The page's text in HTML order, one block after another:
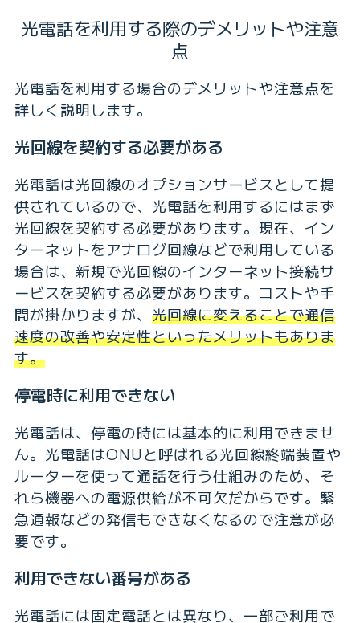
光電話を利用する際のデメリットや注意
点
光電話を利用する場合のデメリットや注意点を
詳しく説明します。
光回線を契約する必要がある
光電話は光回線のオプションサービスとして提
供されているので、光電話を利用するにはまず
光回線を契約する必要があります。現在、イン
ターネットをアナログ回線などで利用している
場合は、新規で光回線のインターネット接続サ
ービスを契約する必要があります。コストや手
間が掛かりますが、 光回線に変えることで通信
速度の改善や安定性といったメリットもありま
す。
停電時に利用できない
光電話は、停電の時には基本的に利用できませ
ん。光電話はONUと呼ばれる光回線終端装置や
ルーターを使って通話を行う仕組みのため、そ
れら機器への電源供給が不可欠だからです。緊
急通報などの発信もできなくなるので注意が必
要です。
利用できない番号がある
光電話には固定電話とは異なり、一部ご利用で